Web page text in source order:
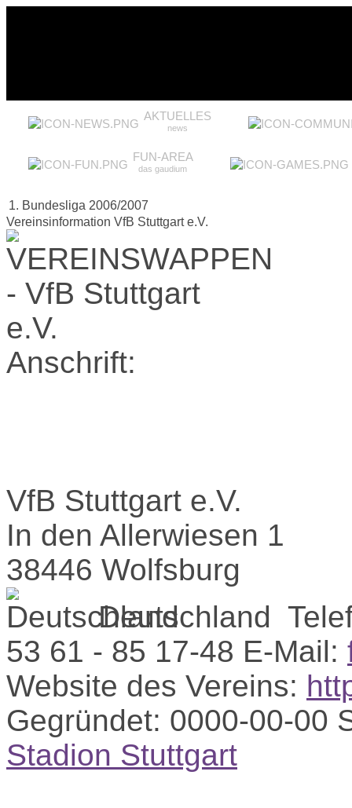
AKTUELLES
news
FUN-AREA
das gaudium
1. Bundesliga 2006/2007
Vereinsinformation VfB Stuttgart e.V.
Anschrift:
VfB Stuttgart e.V.
In den Allerwiesen 1
38446 Wolfsburg
Deutschland
53 61 - 85 17-48 E-Mail:
Website des Vereins:
Gegründet: 0000-00-00
Stadion Stuttgart